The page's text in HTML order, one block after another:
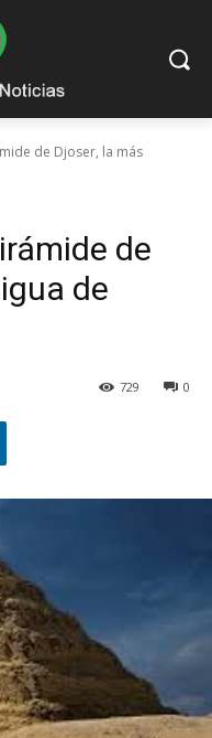
de Djoser, la más
de
de
0
729